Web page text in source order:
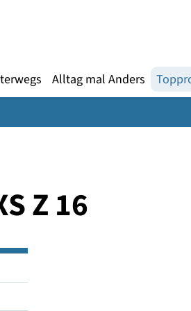
Unterwegs Alltag mal
Z 16